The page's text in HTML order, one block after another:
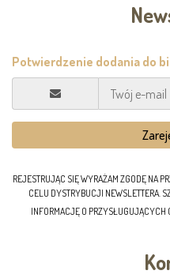
REJESTRUJĄC SIĘ WYRAŻAM ZGODĘ NA
CELU DYSTRYBUCJI NEWSLETTERA.
INFORMACJĘ O